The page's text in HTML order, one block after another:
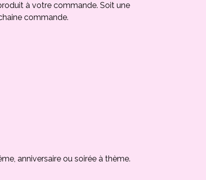
à votre commande. Soit une
commande.
anniversaire ou soirée à thème.